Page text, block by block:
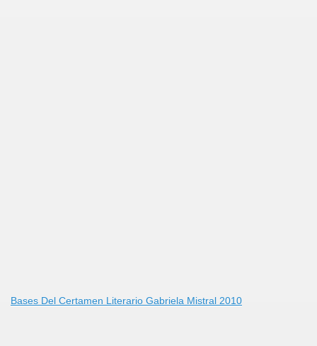
Bases Del Certamen Literario Gabriela Mistral 2010